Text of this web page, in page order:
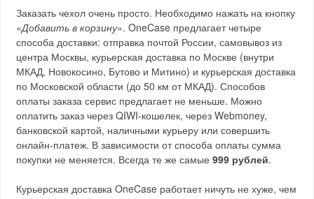
Заказать чехол очень просто. Необходимо нажать на кнопку
«Добавить в корзину». OneCase предлагает четыре
способа доставки: отправка почтой России, самовывоз из
центра Москвы, курьерская доставка по Москве (внутри
МКАД, Новокосино, Бутово и Митино) и курьерская доставка
по Московской области (до 50 км от МКАД). Способов
оплаты заказа сервис предлагает не меньше. Можно
оплатить заказ через QIWI-кошелек, через Webmoney,
банковской картой, наличными курьеру или совершить
онлайн-платеж. В зависимости от способа оплаты сумма
покупки не меняется. Всегда те же самые999 рублей.
Курьерская доставка OneCase работает ничуть не хуже, чем